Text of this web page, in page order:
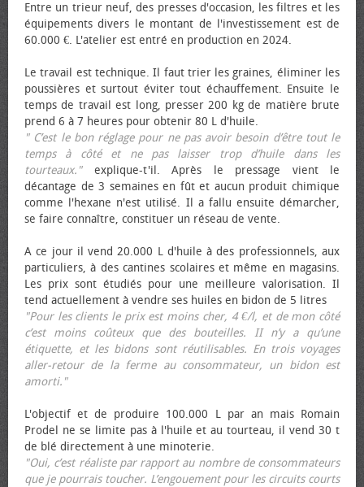
Entre un trieur neuf, des presses d'occasion, les filtres et les
équipements divers le montant de l'investissement est de
60.000 €. L'atelier est entré en production en 2024.
Le travail est technique. Il faut trier les graines, éliminer les
poussières et surtout éviter tout échauffement. Ensuite le
temps de travail est long, presser 200 kg de matière brute
prend 6 à 7 heures pour obtenir 80 L d'huile.
" C’est le bon réglage pour ne pas avoir besoin d’être tout le
temps à côté et ne pas laisser trop d’huile dans les
tourteaux."explique-t'il. Après le pressage vient le
décantage de 3 semaines en fût et aucun produit chimique
comme l'hexane n'est utilisé. Il a fallu ensuite démarcher,
se faire connaître, constituer un réseau de vente.
A ce jour il vend 20.000 L d'huile à des professionnels, aux
particuliers, à des cantines scolaires et même en magasins.
Les prix sont étudiés pour une meilleure valorisation. Il
tend actuellement à vendre ses huiles en bidon de 5 litres
"Pour les clients le prix est moins cher, 4 €/l, et de mon côté
c’est moins coûteux que des bouteilles. II n’y a qu’une
étiquette, et les bidons sont réutilisables. En trois voyages
aller-retour de la ferme au consommateur, un bidon est
amorti."
L'objectif et de produire 100.000 L par an mais Romain
Prodel ne se limite pas à l'huile et au tourteau, il vend 30 t
de blé directement à une minoterie.
"Oui, c’est réaliste par rapport au nombre de consommateurs
que je pourrais toucher. L’engouement pour les circuits courts